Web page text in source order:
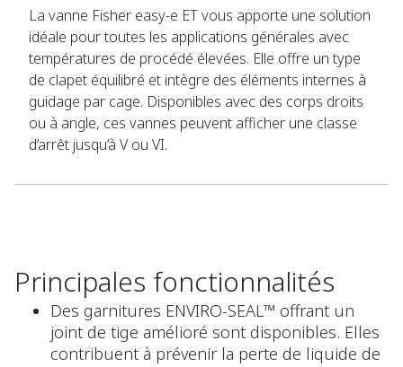
La vanne Fisher easy-e ET vous apporte une solution
idéale pour toutes les applications générales avec
températures de procédé élevées. Elle offre un type
de clapet équilibré et intègre des éléments internes à
guidage par cage. Disponibles avec des corps droits
ou à angle, ces vannes peuvent afficher une classe
d’arrêt jusqu’à V ou VI.
Principales fonctionnalités
Des garnitures ENVIRO-SEAL™ offrant un
joint de tige amélioré sont disponibles. Elles
contribuent à prévenir la perte de liquide de